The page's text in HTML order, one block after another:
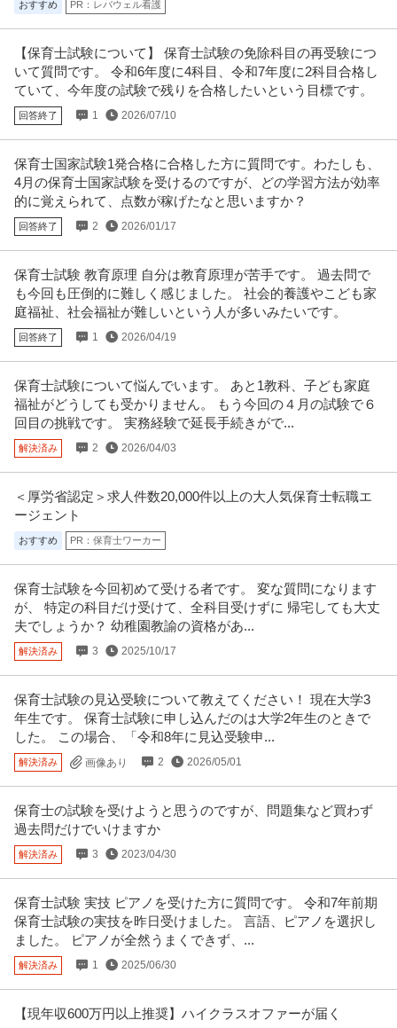
おすすめ PR：レバウェル看護
【保育士試験について】 保育士試験の免除科目の再受験につ
いて質問です。 令和6年度に4科目、令和7年度に2科目合格し
ていて、今年度の試験で残りを合格したいという目標です。
回答終了 1 2026/07/10
保育士国家試験1発合格に合格した方に質問です。わたしも、
4月の保育士国家試験を受けるのですが、どの学習方法が効率
的に覚えられて、点数が稼げたなと思いますか？
回答終了 2 2026/01/17
保育士試験 教育原理 自分は教育原理が苦手です。 過去問で
も今回も圧倒的に難しく感じました。 社会的養護やこども家
庭福祉、社会福祉が難しいという人が多いみたいです。
回答終了 1 2026/04/19
保育士試験について悩んでいます。 あと1教科、子ども家庭
福祉がどうしても受かりません。 もう今回の４月の試験で６
回目の挑戦です。 実務経験で延長手続きがで...
解決済み 2 2026/04/03
＜厚労省認定＞求人件数20,000件以上の大人気保育士転職エ
ージェント
おすすめ PR：保育士ワーカー
保育士試験を今回初めて受ける者です。 変な質問になります
が、 特定の科目だけ受けて、全科目受けずに 帰宅しても大丈
夫でしょうか？ 幼稚園教諭の資格があ...
解決済み 3 2025/10/17
保育士試験の見込受験について教えてください！ 現在大学3
年生です。 保育士試験に申し込んだのは大学2年生のときで
した。 この場合、「令和8年に見込受験申...
解決済み 画像あり 2 2026/05/01
保育士の試験を受けようと思うのですが、問題集など買わず
過去問だけでいけますか
解決済み 3 2023/04/30
保育士試験 実技 ピアノを受けた方に質問です。 令和7年前期
保育士試験の実技を昨日受けました。 言語、ピアノを選択し
ました。 ピアノが全然うまくできず、...
解決済み 1 2025/06/30
【現年収600万円以上推奨】ハイクラスオファーが届く